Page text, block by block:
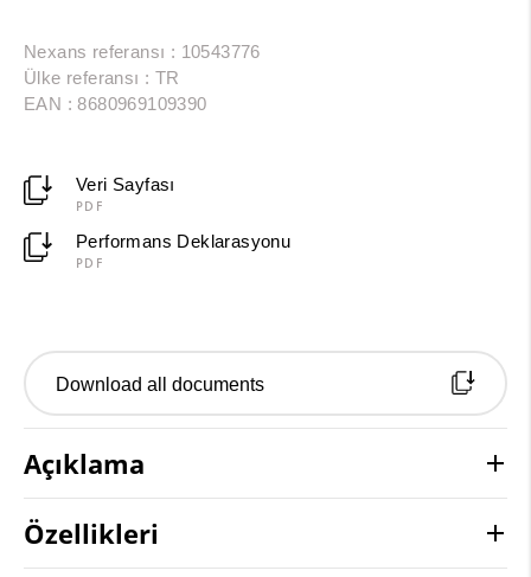
Nexans referansı : 10543776
Ülke referansı : TR
EAN : 8680969109390
Veri Sayfası
PDF
Performans Deklarasyonu
PDF
Download all documents
Açıklama
Özellikleri